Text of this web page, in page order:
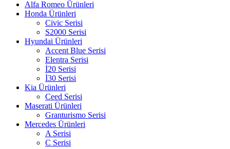
Alfa Romeo Ürünleri
Honda Ürünleri
Civic Serisi
S2000 Serisi
Hyundai Ürünleri
Accent Blue Serisi
Elentra Serisi
İ20 Serisi
İ30 Serisi
Kia Ürünleri
Ceed Serisi
Maserati Ürünleri
Granturismo Serisi
Mercedes Ürünleri
A Serisi
C Serisi